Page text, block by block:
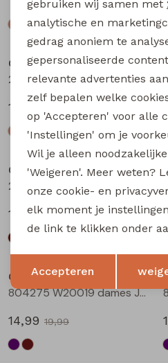
City Life
214289 W20030 dames T-shirt km Marine
14,99
City Life
214290 W20011 dames T-shirt km Bruin
13,49
17,99
City Life
804275 W20019 dames Jurk Aubergine
14,99 19,99
Terug
gebruiken wij samen met
analytische en
gedrag anoniem te
gepersonaliseerde
relevante advertenties
zelf bepalen welke
op 'Accepteren' voor alle
'Instellingen' om je
Wil je alleen
'Weigeren'. Meer weten?
onze cookie- en
elk moment je
de link te klikken onder
Accepteren